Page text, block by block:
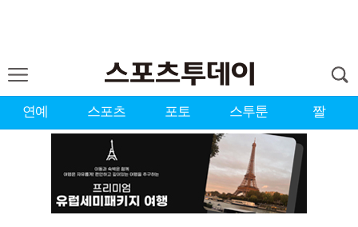
연예 스포츠 포토 스투툰 짤